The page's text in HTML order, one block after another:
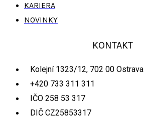
KARIERA
NOVINKY
KONTAKT
Kolejní 1323/12, 702 00 Ostrava
+420 733 311 311
IČO 258 53 317
DIČ CZ25853317